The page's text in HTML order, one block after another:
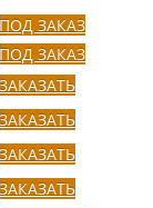
ПОД ЗАКАЗ
ПОД ЗАКАЗ
ЗАКАЗАТЬ
ЗАКАЗАТЬ
ЗАКАЗАТЬ
ЗАКАЗАТЬ